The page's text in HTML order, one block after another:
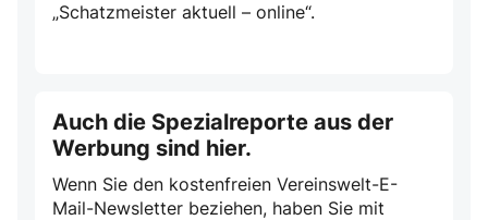
„Schatzmeister aktuell – online“.
Auch die Spezialreporte aus der
Werbung sind hier.
Wenn Sie den kostenfreien Vereinswelt-E-
Mail-Newsletter beziehen, haben Sie mit